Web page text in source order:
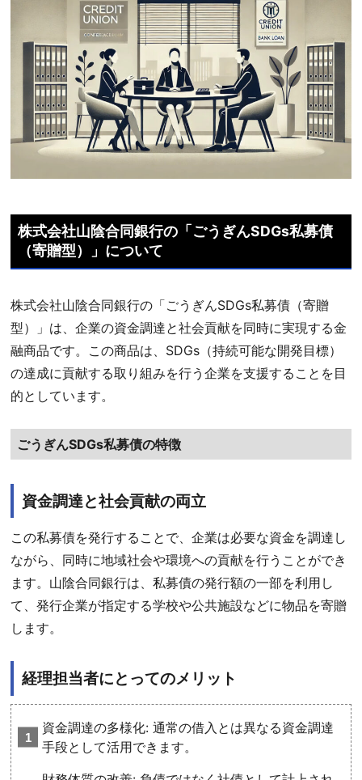
株式会社山陰合同銀行の「ごうぎんSDGs私募債
（寄贈型）」について
株式会社山陰合同銀行の「ごうぎんSDGs私募債（寄贈
型）」は、企業の資金調達と社会貢献を同時に実現する金
融商品です。この商品は、SDGs（持続可能な開発目標）
の達成に貢献する取り組みを行う企業を支援することを目
的としています。
ごうぎんSDGs私募債の特徴
資金調達と社会貢献の両立
この私募債を発行することで、企業は必要な資金を調達し
ながら、同時に地域社会や環境への貢献を行うことができ
ます。山陰合同銀行は、私募債の発行額の一部を利用し
て、発行企業が指定する学校や公共施設などに物品を寄贈
します。
経理担当者にとってのメリット
資金調達の多様化: 通常の借入とは異なる資金調達
手段として活用できます。